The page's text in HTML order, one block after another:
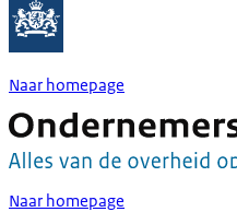
Naar homepage
Naar homepage